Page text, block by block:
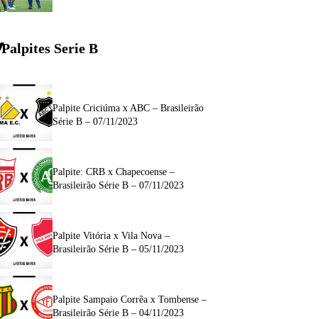
Palpites Serie B
Palpite Criciúma x ABC – Brasileirão
Série B – 07/11/2023
Palpite: CRB x Chapecoense –
Brasileirão Série B – 07/11/2023
Palpite Vitória x Vila Nova –
Brasileirão Série B – 05/11/2023
Palpite Sampaio Corrêa x Tombense –
Brasileirão Série B – 04/11/2023